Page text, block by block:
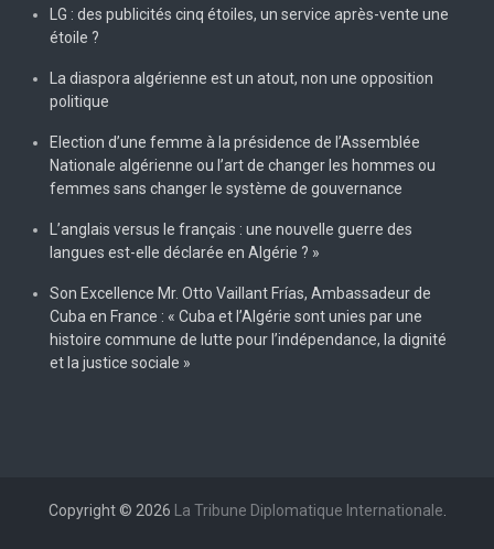
LG : des publicités cinq étoiles, un service après-vente une
étoile ?
La diaspora algérienne est un atout, non une opposition
politique
Election d’une femme à la présidence de l’Assemblée
Nationale algérienne ou l’art de changer les hommes ou
femmes sans changer le système de gouvernance
L’anglais versus le français : une nouvelle guerre des
langues est-elle déclarée en Algérie ? »
Son Excellence Mr. Otto Vaillant Frías, Ambassadeur de
Cuba en France : « Cuba et l’Algérie sont unies par une
histoire commune de lutte pour l’indépendance, la dignité
et la justice sociale »
Copyright © 2026 La Tribune Diplomatique Internationale